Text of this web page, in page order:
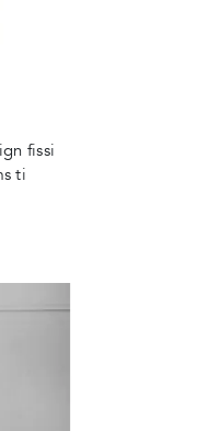
fissi
ti